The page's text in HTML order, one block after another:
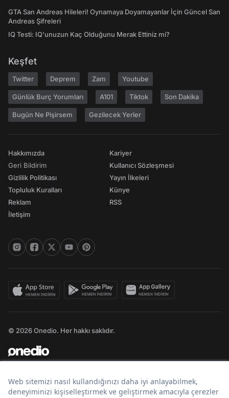
GTA San Andreas Hileleri! Oynamaya Doyamayanlar İçin Güncel San
Andreas Şifreleri
IQ Testi: IQ'unuzun Kaç Olduğunu Merak Ettiniz mi?
Keşfet
Twitter Deprem Zam Youtube
Günlük Burç Yorumları A101 Tiktok Son Dakika
Bugün Ne Pişirsem Gezilecek Yerler
Hakkımızda
Geri Bildirim
Gizlilik Politikası
Topluluk Kuralları
Reklam
İletişim
Kariyer
Kullanıcı Sözleşmesi
Yayın İlkeleri
Künye
RSS
© 2026 Onedio. Her hakkı saklıdır.
Bir markasıdır.